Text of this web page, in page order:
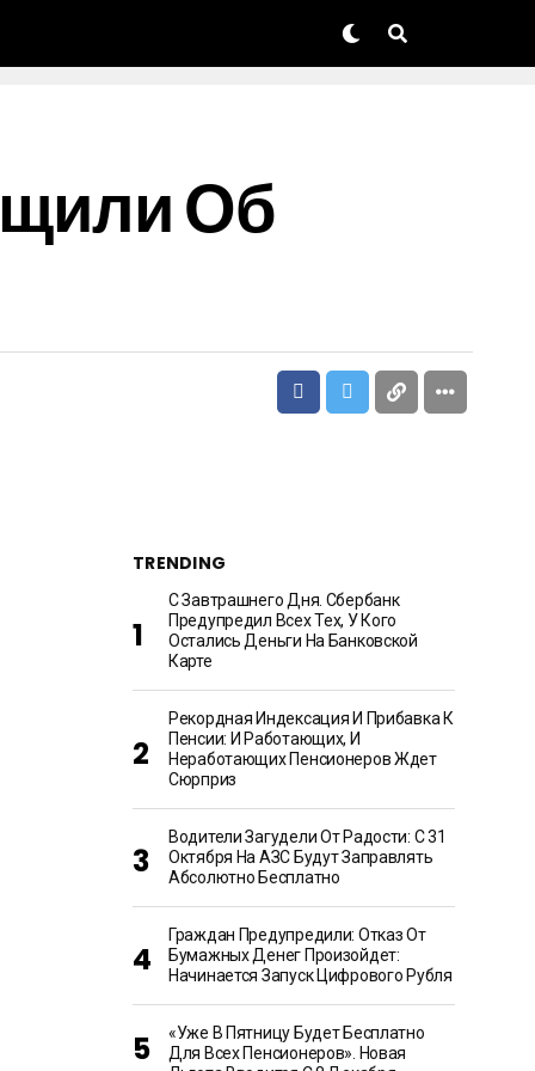
Об
TRENDING
С Завтрашнего Дня. Сбербанк
Предупредил Всех Тех, У Кого
Остались Деньги На Банковской
Карте
Рекордная Индексация И Прибавка К
Пенсии: И Работающих, И
Неработающих Пенсионеров Ждет
Сюрприз
Водители Загудели От Радости: С 31
Октября На АЗС Будут Заправлять
Абсолютно Бесплатно
Граждан Предупредили: Отказ От
Бумажных Денег Произойдет:
Начинается Запуск Цифрового Рубля
«Уже В Пятницу Будет Бесплатно
Для Всех Пенсионеров». Новая